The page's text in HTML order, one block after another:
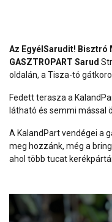
Az EgyélSarudit! Bisztró
GASZTROPART Sarud
oldalán, a Tisza-tó
Fedett terasza a
látható és semmi mással
A KalandPart vendégei a
meg hozzánk, még a
ahol több tucat